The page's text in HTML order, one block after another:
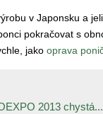
v Japonsku a
pokračovat s
jako oprava
2013 chystá...